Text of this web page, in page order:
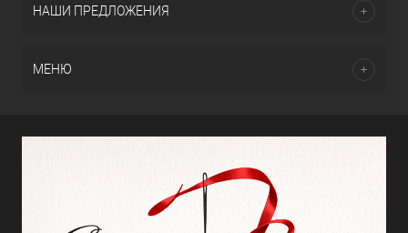
НАШИ ПРЕДЛОЖЕНИЯ
МЕНЮ